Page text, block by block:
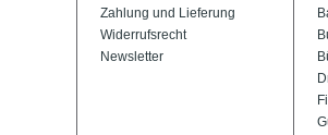
Zahlung und Lieferung
Widerrufsrecht
Newsletter